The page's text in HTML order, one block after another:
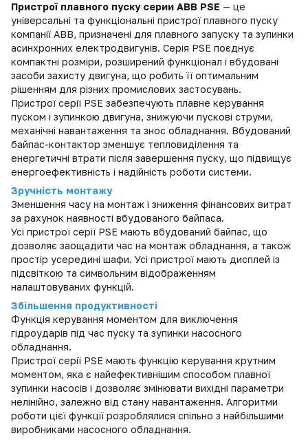
Пристрої плавного пуску серии ABB PSE — це
універсальні та функціональні пристрої плавного пуску
компанії ABB, призначені для плавного запуску та зупинки
асинхронних електродвигунів. Серія PSE поєднує
компактні розміри, розширений функціонал і вбудовані
засоби захисту двигуна, що робить її оптимальним
рішенням для різних промислових застосувань.
Пристрої серії PSE забезпечують плавне керування
пуском і зупинкою двигуна, знижуючи пускові струми,
механічні навантаження та знос обладнання. Вбудований
байпас-контактор зменшує тепловиділення та
енергетичні втрати після завершення пуску, що підвищує
енергоефективність і надійність роботи системи.
Зручність монтажу
Зменшення часу на монтаж і зниження фінансових витрат
за рахунок наявності вбудованого байпаса.
Усі пристрої серії PSE мають вбудований байпас, що
дозволяє заощадити час на монтаж обладнання, а також
простір усередині шафи. Усі пристрої мають дисплей із
підсвіткою та символьним відображенням
налаштовуваних функцій.
Збільшення продуктивності
Функція керування моментом для виключення
гідроударів під час пуску та зупинки насосного
обладнання.
Пристрої серії PSE мають функцію керування крутним
моментом, яка є найефективнішим способом плавної
зупинки насосів і дозволяє змінювати вихідні параметри
нелінійно, залежно від стану навантаження. Алгоритми
роботи цієї функції розроблялися спільно з найбільшими
виробниками насосного обладнання.